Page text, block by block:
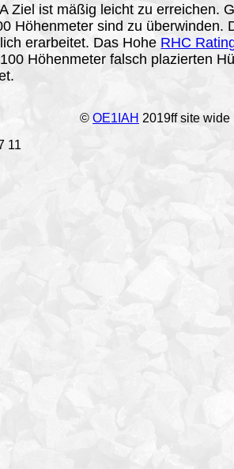
Ziel ist mäßig leicht zu erreichen.
Höhenmeter sind zu überwinden.
erarbeitet. Das Hohe RHC
Höhenmeter falsch plazierten
© OE1IAH 2019ff site
11